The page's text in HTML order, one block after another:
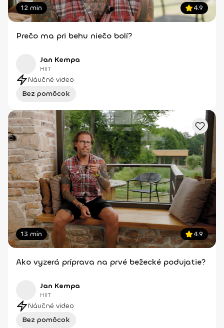
12 min 4.9
Prečo ma pri behu niečo bolí?
Jan Kempa
HIIT
Náučné video
Bez pomôcok
13 min 4.9
Ako vyzerá príprava na prvé bežecké podujatie?
Jan Kempa
HIIT
Náučné video
Bez pomôcok